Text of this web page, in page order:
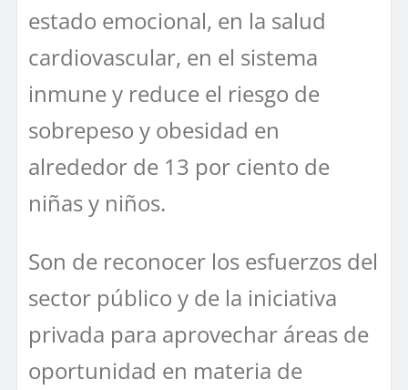
estado emocional, en la salud
cardiovascular, en el sistema
inmune y reduce el riesgo de
sobrepeso y obesidad en
alrededor de 13 por ciento de
niñas y niños.
Son de reconocer los esfuerzos del
sector público y de la iniciativa
privada para aprovechar áreas de
oportunidad en materia de